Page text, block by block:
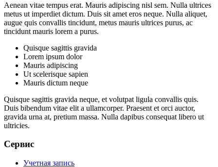
Aenean vitae tempus erat. Mauris adipiscing nisl sem. Nulla ultrices
metus ut imperdiet dictum. Duis sit amet eros neque. Nulla aliquet,
augue quis convallis tincidunt, metus mauris ultrices purus, ac
tincidunt mauris lorem a purus.
Quisque sagittis gravida
Lorem ipsum dolor
Mauris adipiscing
Ut scelerisque sapien
Mauris dictum neque
Quisque sagittis gravida neque, et volutpat ligula convallis quis.
Duis bibendum vitae elit a ullamcorper. Praesent et orci auctor,
gravida urna at, pretium massa. Nulla dapibus consequat libero ut
ultricies.
Сервис
Учетная запись